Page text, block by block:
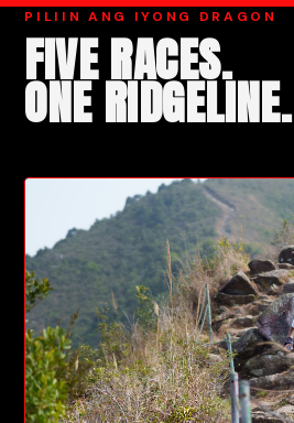
PILIIN ANG IYONG DRAGON
FIVE RACES.
ONE RIDGELINE.